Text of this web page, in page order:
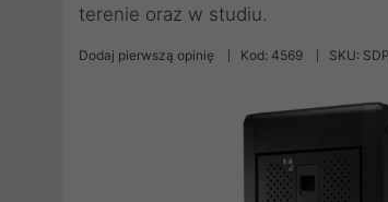
terenie oraz w studiu.
Dodaj pierwszą opinię Kod: 4569 SKU: